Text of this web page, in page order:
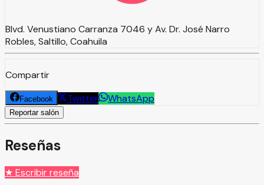
Blvd. Venustiano Carranza 7046 y Av. Dr. José Narro
Robles, Saltillo, Coahuila
Compartir
Facebook Twitter WhatsApp
Reportar salón
Reseñas
★ Escribir reseña